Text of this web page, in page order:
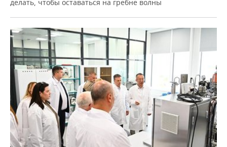
делать, чтобы оставаться на гребне волны